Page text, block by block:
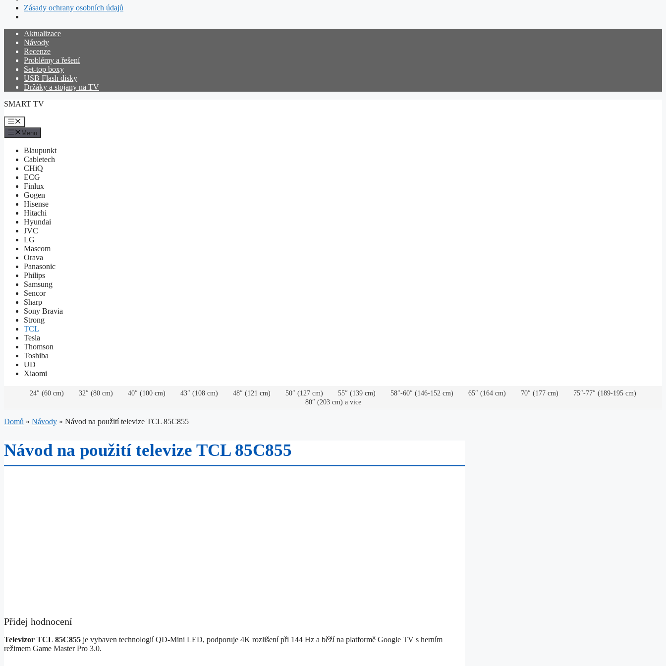
Zásady ochrany osobních údajů
Přeskočit
obsah
Aktualizace
Návody
Recenze
Problémy a řešení
Set-top boxy
USB Flash disky
Držáky a stojany na TV
SMART TV
Menu
Menu
Blaupunkt
Cabletech
CHiQ
ECG
Finlux
Gogen
Hisense
Hitachi
Hyundai
JVC
LG
Mascom
Orava
Panasonic
Philips
Samsung
Sencor
Sharp
Sony Bravia
Strong
TCL
Tesla
Thomson
Toshiba
UD
Xiaomi
24″ (60 cm) 32″ (80 cm) 40″ (100 cm) 43″ (108 cm) 48″ (121 cm) 50″ (127 cm) 55″ (139 cm) 58″-60″ (146-152 cm) 65″ (164 cm) 70″ (177 cm)
75″-77″ (189-195 cm)
80″ (203 cm) a vice
Domů » Návody » Návod na použití televize TCL 85C855
Návod na použití televize TCL 85C855
Přidej hodnocení
Televizor TCL 85C855 je vybaven technologií QD-Mini LED, podporuje 4K rozlišení při 144 Hz a běží na platformě Google TV s herním
režimem Game Master Pro 3.0.